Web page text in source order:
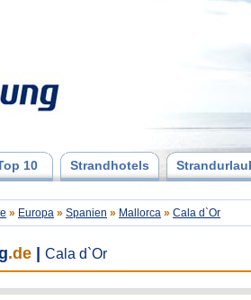
10 Strandhotels
» Europa » Spanien » Mallorca » Cala d`Or
.de Cala d`Or